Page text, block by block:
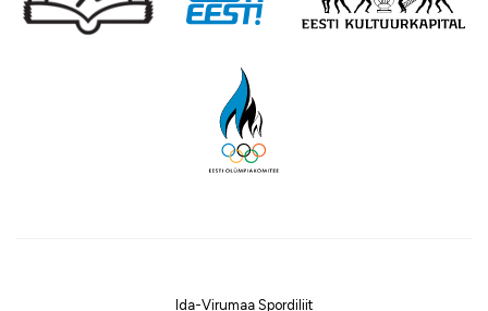
Ida-Virumaa Spordiliit